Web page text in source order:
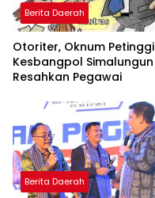
Berita Daerah
Otoriter, Oknum Petinggi
Kesbangpol Simalungun
Resahkan Pegawai
Berita Daerah